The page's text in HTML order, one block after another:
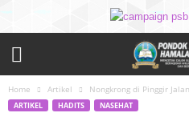
Home Artikel Nongkrong di Pinggir
ARTIKEL HADITS NASEHAT